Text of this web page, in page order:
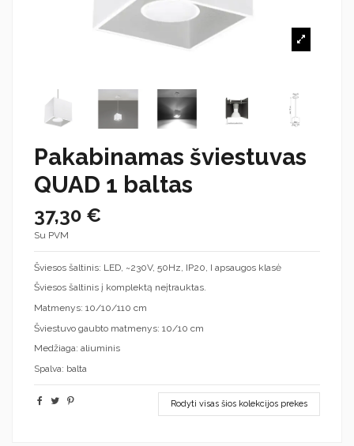
Pakabinamas šviestuvas
QUAD 1 baltas
37,30 €
Su PVM
Šviesos šaltinis: LED, ~230V, 50Hz, IP20, I apsaugos klasė
Šviesos šaltinis į komplektą neįtrauktas.
Matmenys: 10/10/110 cm
Šviestuvo gaubto matmenys: 10/10 cm
Medžiaga: aliuminis
Spalva: balta
Rodyti visas šios kolekcijos prekes